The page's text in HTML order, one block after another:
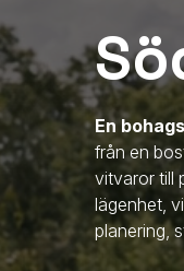
En
från en
vitvaror till
lägenhet,
planering,